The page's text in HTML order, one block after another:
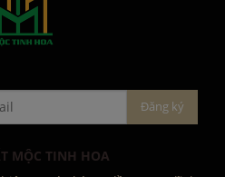
MỘC TINH HOA